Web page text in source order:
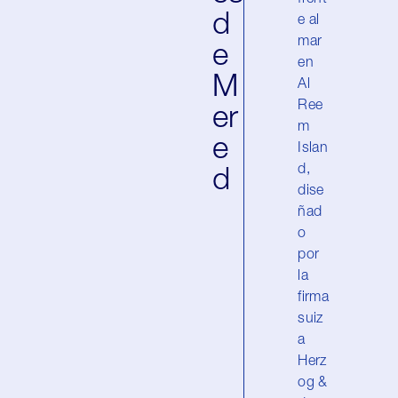
d
e
M
er
e
d
e al
mar
en
Al
Ree
m
Islan
d,
dise
ñad
o
por
la
firma
suiz
a
Herz
og &